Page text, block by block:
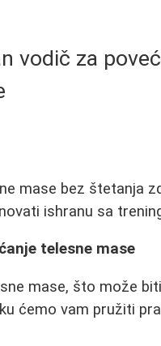
vodič za
mase bez štetanja
ishranu sa
telesne mase
mase, što može
ćemo vam pružiti